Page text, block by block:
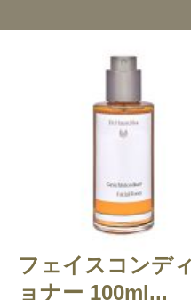
感じた効能：
購入品：エナ
ルニカ＞
ミントのスー
フェイスコンデ
ョナー 100ml...